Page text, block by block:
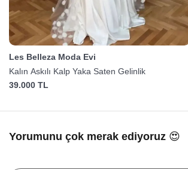
Les Belleza Moda Evi
Kalın Askılı Kalp Yaka Saten Gelinlik
39.000 TL
Yorumunu çok merak ediyoruz 😍